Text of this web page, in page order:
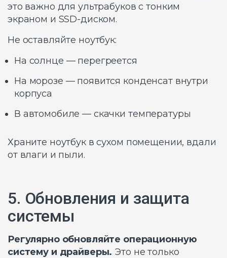
это важно для ультрабуков с тонким
экраном и SSD-диском.
Не оставляйте ноутбук:
На солнце — перегреется
На морозе — появится конденсат внутри
корпуса
В автомобиле — скачки температуры
Храните ноутбук в сухом помещении, вдали
от влаги и пыли.
5. Обновления и защита
системы
Регулярно обновляйте операционную
систему и драйверы. Это не только